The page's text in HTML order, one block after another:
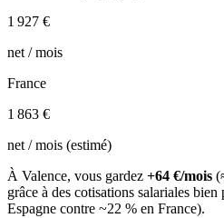
1 927 €
net / mois
France
1 863 €
net / mois (estimé)
À Valence, vous gardez +64 €/mois
grâce à des cotisations salariales bien
Espagne contre ~22 % en France).